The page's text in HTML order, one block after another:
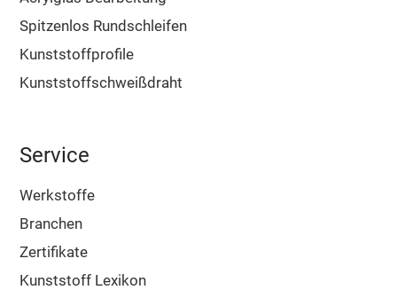
Spitzenlos Rundschleifen
Kunststoffprofile
Kunststoffschweißdraht
Service
Werkstoffe
Branchen
Zertifikate
Kunststoff Lexikon